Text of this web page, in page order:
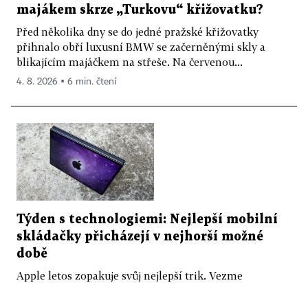
majákem skrze „Turkovu“ křižovatku?
Před několika dny se do jedné pražské křižovatky
přihnalo obří luxusní BMW se začerněnými skly a
blikajícím majáčkem na střeše. Na červenou...
4. 8. 2026 ▪ 6 min. čtení
Týden s technologiemi: Nejlepší mobilní
skládačky přicházejí v nejhorší možné
době
Apple letos zopakuje svůj nejlepší trik. Vezme